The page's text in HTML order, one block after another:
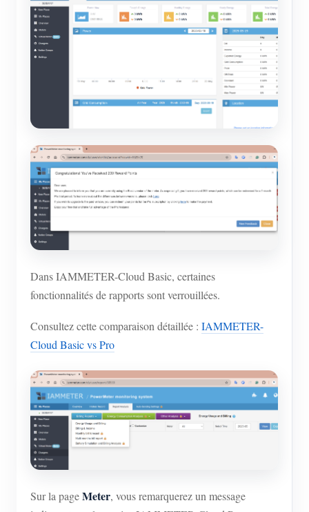
Dans IAMMETER-Cloud Basic, certaines
fonctionnalités de rapports sont verrouillées.
Consultez cette comparaison détaillée : IAMMETER-
Cloud Basic vs Pro
Sur la pageMeter, vous remarquerez un message